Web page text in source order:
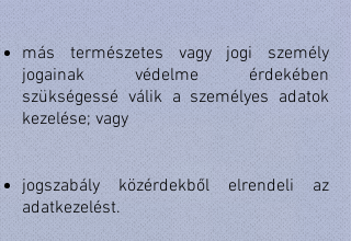
más természetes vagy jogi személy
jogainak védelme érdekében
szükségessé válik a személyes adatok
kezelése; vagy
jogszabály közérdekből elrendeli az
adatkezelést.